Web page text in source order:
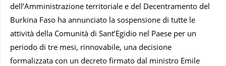
dell’Amministrazione territoriale e del Decentramento del
Burkina Faso ha annunciato la sospensione di tutte le
attività della Comunità di Sant’Egidio nel Paese per un
periodo di tre mesi, rinnovabile, una decisione
formalizzata con un decreto firmato dal ministro Emile